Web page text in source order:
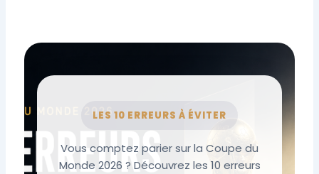
LES 10 ERREURS À ÉVITER
Vous comptez parier sur la Coupe du
Monde 2026 ? Découvrez les 10 erreurs